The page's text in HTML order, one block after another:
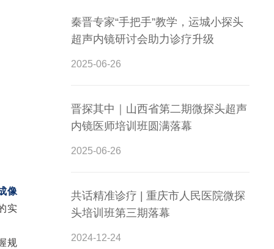
像
实
规
秦晋专家“手把手”教学，运城小探头
超声内镜研讨会助力诊疗升级
2025-06-26
晋探其中｜山西省第二期微探头超声
内镜医师培训班圆满落幕
2025-06-26
共话精准诊疗 | 重庆市人民医院微探
头培训班第三期落幕
2024-12-24